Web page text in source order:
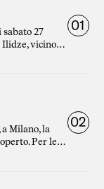
27
Ilidze, vicino a
arrivare
01
Milano, la
Per le
02